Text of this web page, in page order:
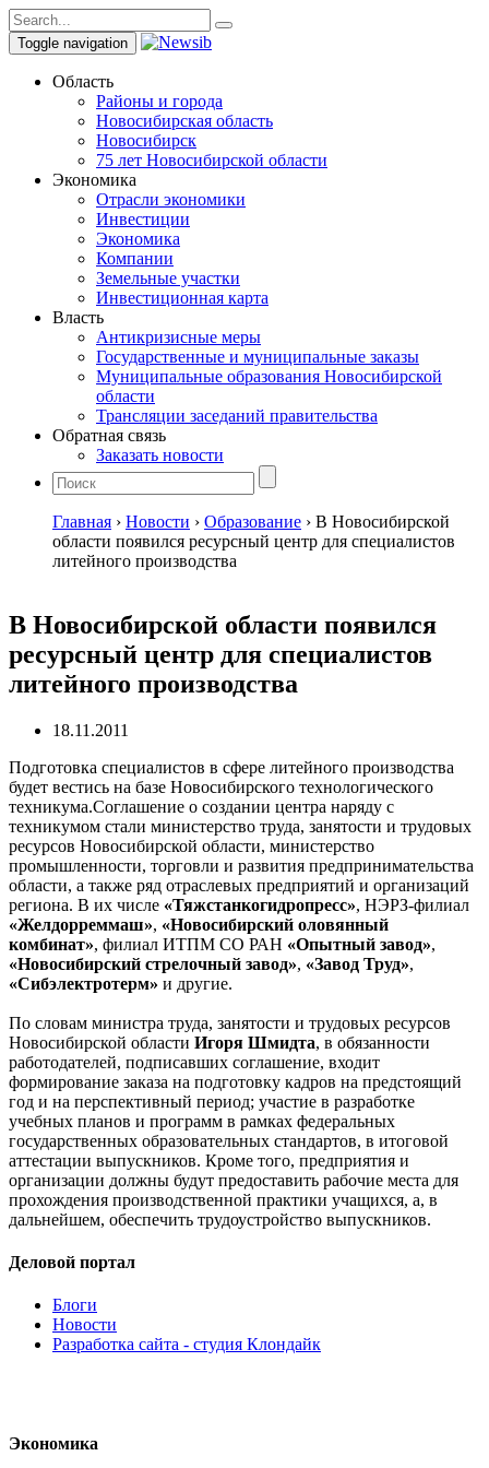
Toggle navigation
Область
Районы и города
Новосибирская область
Новосибирск
75 лет Новосибирской области
Экономика
Отрасли экономики
Инвестиции
Экономика
Компании
Земельные участки
Инвестиционная карта
Власть
Антикризисные меры
Государственные и муниципальные заказы
Муниципальные образования Новосибирской
области
Трансляции заседаний правительства
Обратная связь
Заказать новости
Главная › Новости › Образование › В Новосибирской
области появился ресурсный центр для специалистов
литейного производства
В Новосибирской области появился
ресурсный центр для специалистов
литейного производства
18.11.2011
Подготовка специалистов в сфере литейного производства
будет вестись на базе Новосибирского технологического
техникума.Соглашение о создании центра наряду с
техникумом стали министерство труда, занятости и трудовых
ресурсов Новосибирской области, министерство
промышленности, торговли и развития предпринимательства
области, а также ряд отраслевых предприятий и организаций
региона. В их числе «Тяжстанкогидропресс», НЭРЗ-филиал
«Желдорреммаш», «Новосибирский оловянный
комбинат», филиал ИТПМ СО РАН «Опытный завод»,
«Новосибирский стрелочный завод», «Завод Труд»,
«Сибэлектротерм» и другие.
По словам министра труда, занятости и трудовых ресурсов
Новосибирской области Игоря Шмидта, в обязанности
работодателей, подписавших соглашение, входит
формирование заказа на подготовку кадров на предстоящий
год и на перспективный период; участие в разработке
учебных планов и программ в рамках федеральных
государственных образовательных стандартов, в итоговой
аттестации выпускников. Кроме того, предприятия и
организации должны будут предоставить рабочие места для
прохождения производственной практики учащихся, а, в
дальнейшем, обеспечить трудоустройство выпускников.
Деловой портал
Блоги
Новости
Разработка сайта - студия Клондайк
Экономика